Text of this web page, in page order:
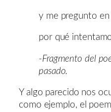
y me pregunto
por qué
-Fragmento del
pasado.
Y algo parecido nos
como ejemplo, el